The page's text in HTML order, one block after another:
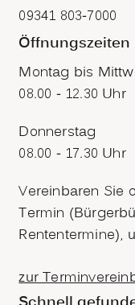
09341 803-7000
Öffnungszeiten
Montag bis
08.00 - 12.30 Uhr
Donnerstag
08.00 - 17.30 Uhr
Vereinbaren Sie
Termin
Rententermine),
zur